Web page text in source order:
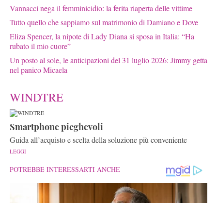
Vannacci nega il femminicidio: la ferita riaperta delle vittime
Tutto quello che sappiamo sul matrimonio di Damiano e Dove
Eliza Spencer, la nipote di Lady Diana si sposa in Italia: “Ha
rubato il mio cuore”
Un posto al sole, le anticipazioni del 31 luglio 2026: Jimmy getta
nel panico Micaela
WINDTRE
Smartphone pieghevoli
Guida all’acquisto e scelta della soluzione più conveniente
LEGGI